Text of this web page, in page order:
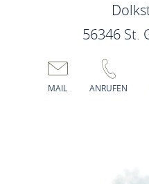
56346 St.
MAIL ANRUFEN